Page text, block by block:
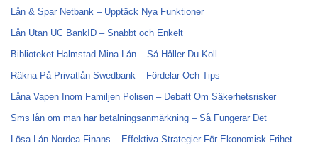
Lån & Spar Netbank – Upptäck Nya Funktioner
Lån Utan UC BankID – Snabbt och Enkelt
Biblioteket Halmstad Mina Lån – Så Håller Du Koll
Räkna På Privatlån Swedbank – Fördelar Och Tips
Låna Vapen Inom Familjen Polisen – Debatt Om Säkerhetsrisker
Sms lån om man har betalningsanmärkning – Så Fungerar Det
Lösa Lån Nordea Finans – Effektiva Strategier För Ekonomisk Frihet